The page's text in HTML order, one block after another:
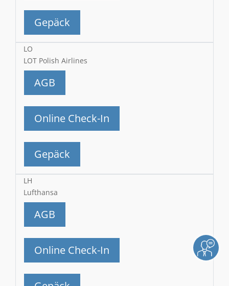
Gepäck
LO
LOT Polish Airlines
AGB
Online Check-In
Gepäck
LH
Lufthansa
AGB
Online Check-In